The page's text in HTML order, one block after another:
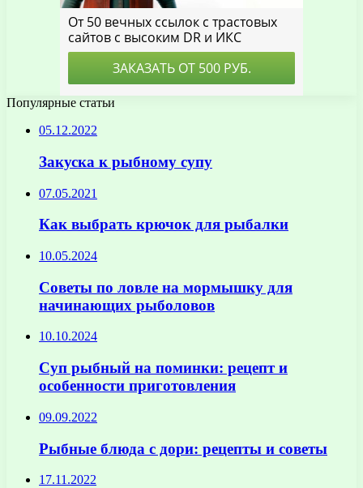
Популярные статьи
05.12.2022
Закуска к рыбному супу
07.05.2021
Как выбрать крючок для рыбалки
10.05.2024
Советы по ловле на мормышку для
начинающих рыболовов
10.10.2024
Суп рыбный на поминки: рецепт и
особенности приготовления
09.09.2022
Рыбные блюда с дори: рецепты и советы
17.11.2022